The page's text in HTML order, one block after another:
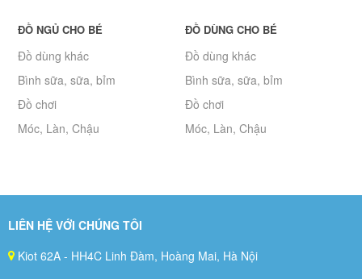
ĐỒ NGỦ CHO BÉ
Đồ dùng khác
Bình sữa, sữa, bỉm
Đồ chơi
Móc, Làn, Chậu
ĐỒ DÙNG CHO BÉ
Đồ dùng khác
Bình sữa, sữa, bỉm
Đồ chơi
Móc, Làn, Chậu
LIÊN HỆ VỚI CHÚNG TÔI
Kiot 62A - HH4C Linh Đàm, Hoàng Mai, Hà Nội